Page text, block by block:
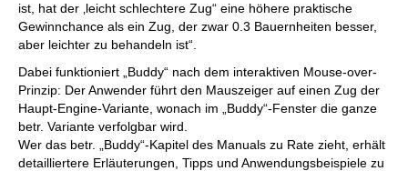
ist, hat der ‚leicht schlechtere Zug“ eine höhere praktische
Gewinnchance als ein Zug, der zwar 0.3 Bauernheiten besser,
aber leichter zu behandeln ist“.
Dabei funktioniert „Buddy“ nach dem interaktiven Mouse-over-
Prinzip: Der Anwender führt den Mauszeiger auf einen Zug der
Haupt-Engine-Variante, wonach im „Buddy“-Fenster die ganze
betr. Variante verfolgbar wird.
Wer das betr. „Buddy“-Kapitel des Manuals zu Rate zieht, erhält
detailliertere Erläuterungen, Tipps und Anwendungsbeispiele zu